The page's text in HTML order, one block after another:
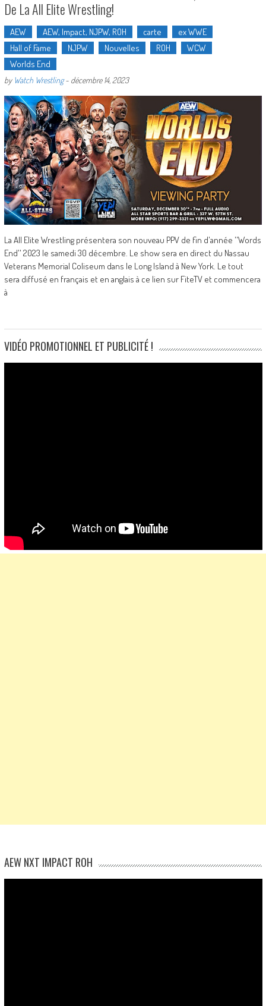
De La All Elite Wrestling!
AEW AEW, Impact, NJPW, ROH carte
ex WWE
Hall of Fame
NJPW Nouvelles ROH
WCW
Worlds End
by Watch Wrestling- décembre 14, 2023
La All Elite Wrestling présentera son nouveau PPV de fin d'année ''Words
End'' 2023 le samedi 30 décembre. Le show sera en direct du Nassau
Veterans Memorial Coliseum dans le Long Island à New York. Le tout
sera diffusé en français et en anglais à ce lien sur FiteTV et commencera
à
VIDÉO PROMOTIONNEL ET PUBLICITÉ !
AEW NXT IMPACT ROH